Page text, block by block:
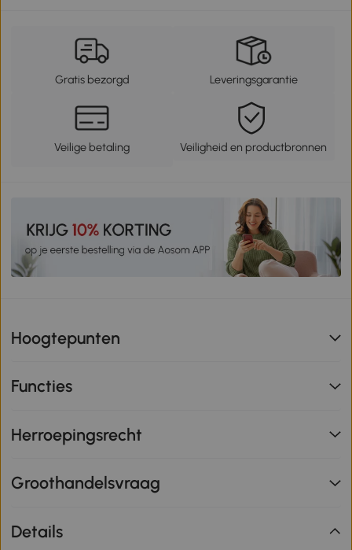
Gratis bezorgd Leveringsgarantie
Veilige betaling Veiligheid en productbronnen
Hoogtepunten
Functies
Herroepingsrecht
Groothandelsvraag
Details